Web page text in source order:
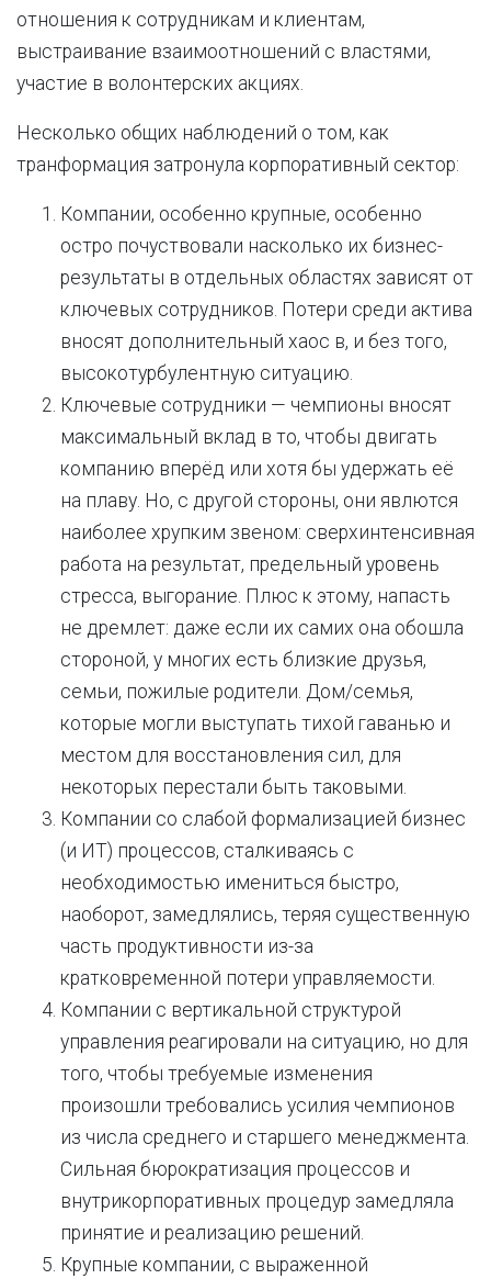
отношения к сотрудникам и клиентам,
выстраивание взаимоотношений с властями,
участие в волонтерских акциях.
Несколько общих наблюдений о том, как
транформация затронула корпоративный сектор:
Компании, особенно крупные, особенно
остро почуствовали насколько их бизнес-
результаты в отдельных областях зависят от
ключевых сотрудников. Потери среди актива
вносят дополнительный хаос в, и без того,
высокотурбулентную ситуацию.
Ключевые сотрудники — чемпионы вносят
максимальный вклад в то, чтобы двигать
компанию вперёд или хотя бы удержать её
на плаву. Но, с другой стороны, они явлются
наиболее хрупким звеном: сверхинтенсивная
работа на результат, предельный уровень
стресса, выгорание. Плюс к этому, напасть
не дремлет: даже если их самих она обошла
стороной, у многих есть близкие друзья,
семьи, пожилые родители. Дом/семья,
которые могли выступать тихой гаванью и
местом для восстановления сил, для
некоторых перестали быть таковыми.
Компании со слабой формализацией бизнес
(и ИТ) процессов, сталкиваясь с
необходимостью имениться быстро,
наоборот, замедлялись, теряя существенную
часть продуктивности из-за
кратковременной потери управляемости.
Компании с вертикальной структурой
управления реагировали на ситуацию, но для
того, чтобы требуемые изменения
произошли требовались усилия чемпионов
из числа среднего и старшего менеджмента.
Сильная бюрократизация процессов и
внутрикорпоративных процедур замедляла
принятие и реализацию решений.
Крупные компании, с выраженной